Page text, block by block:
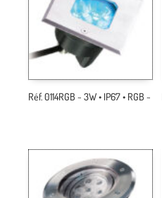
Réf. 0114RGB ~ 3W • IP67 • RGB ~